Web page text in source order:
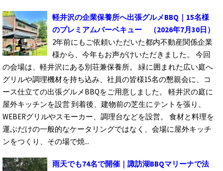
軽井沢の企業保養所へ出張グルメBBQ｜15名様
のプレミアムバーベキュー
（2026年7月30日）
2年前にもご依頼いただいた都内不動産関係企業
様から、今年もお声がけいただきました。 今回
の会場は、軽井沢にある別荘兼保養所。 緑に囲まれた広い庭へ
グリルや調理機材を持ち込み、社員の皆様15名の懇親会に、コ
ース仕立ての出張グルメBBQをご用意しました。 軽井沢の庭に
屋外キッチンを設営 到着後、建物前の芝生にテントを張り、
WEBERグリルやスモーカー、調理台などを設営。 食材と料理を
運ぶだけの一般的なケータリングではなく、会場に屋外キッチ
ンをつくり、その場で焼...
雨天でも74名で開催｜諏訪湖BBQマリーナで法